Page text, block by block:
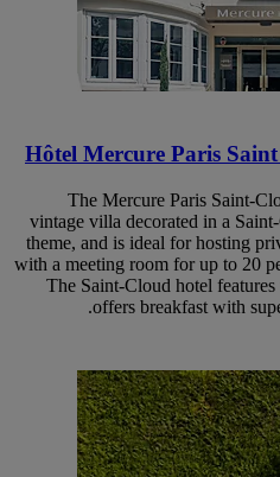
Hôtel Mercure Paris
The Mercure Paris Saint-
vintage villa decorated in a
theme, and is ideal for hosting
with a meeting room for up to 20
The Saint-Cloud hotel
offers breakfast with